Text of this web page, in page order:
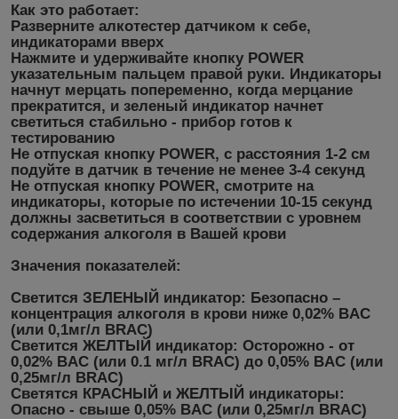
Как это работает:
Разверните алкотестер датчиком к себе,
индикаторами вверх
Нажмите и удерживайте кнопку POWER
указательным пальцем правой руки. Индикаторы
начнут мерцать попеременно, когда мерцание
прекратится, и зеленый индикатор начнет
светиться стабильно - прибор готов к
тестированию
Не отпуская кнопку POWER, с расстояния 1-2 см
подуйте в датчик в течение не менее 3-4 секунд
Не отпуская кнопку POWER, смотрите на
индикаторы, которые по истечении 10-15 секунд
должны засветиться в соответствии с уровнем
содержания алкоголя в Вашей крови
Значения показателей:
Светится ЗЕЛЕНЫЙ индикатор: Безопасно –
концентрация алкоголя в крови ниже 0,02% BAC
(или 0,1мг/л BRAC)
Светится ЖЕЛТЫЙ индикатор: Осторожно - от
0,02% BAC (или 0.1 мг/л BRAC) до 0,05% BAC (или
0,25мг/л BRAC)
Светятся КРАСНЫЙ и ЖЕЛТЫЙ индикаторы:
Опасно - свыше 0,05% BAC (или 0,25мг/л BRAC)